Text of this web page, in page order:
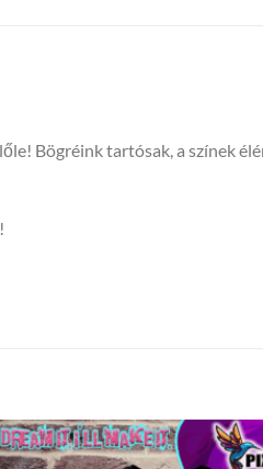
Bögréink tartósak, a színek